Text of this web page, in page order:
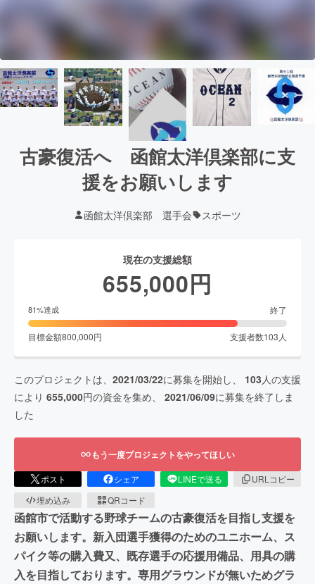
古豪復活へ 函館太洋倶楽部に支
援をお願いします
函館太洋倶楽部 選手会 スポーツ
現在の支援総額
655,000円
81%達成 終了
目標金額800,000円 支援者数103 人
このプロジェクトは、 2021/03/22に募集を開始し、 103 人の支援
により 655,000円の資金を集め、 2021/06/09に募集を終了しま
した
もう一度プロジェクトをやってほしい
ポスト シェア LINEで送る
URLコピー
埋め込み
QRコード
函館市で活動する野球チームの古豪復活を目指し支援を
お願いします。新入団選手獲得のためのユニホーム、ス
パイク等の購入費又、既存選手の応援用備品、用具の購
入を目指しております。専用グラウンドが無いためグラ